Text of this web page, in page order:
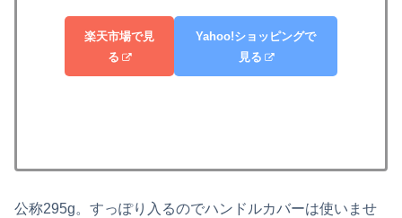
楽天市場で見
る
Yahoo!ショッピングで
見る
公称295g。すっぽり入るのでハンドルカバーは使いませ